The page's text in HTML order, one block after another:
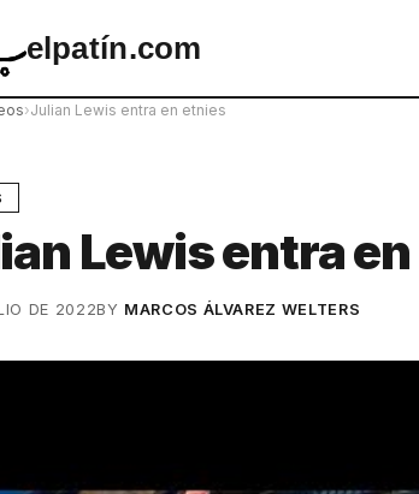
elpatín.com
›Julian Lewis entra en etnies
Lewis entra
DE 2022BY MARCOS ÁLVAREZ WELTERS